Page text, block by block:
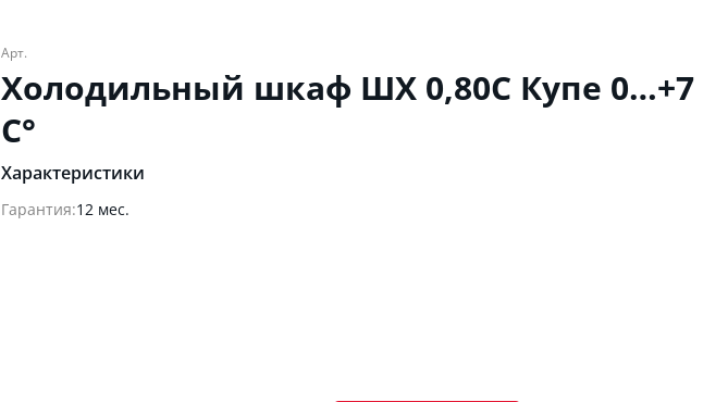
Арт.
Холодильный шкаф ШХ 0,80С Купе 0…+7
C°
Характеристики
Гарантия:12 мес.